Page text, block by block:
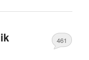
461